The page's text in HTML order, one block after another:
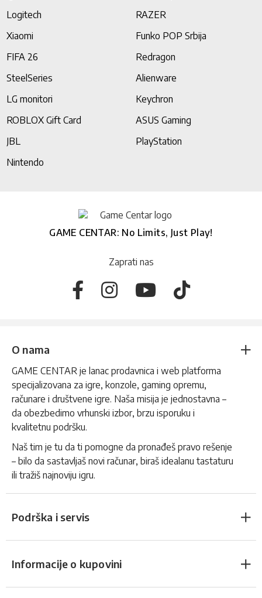
Logitech
RAZER
Xiaomi
Funko POP Srbija
FIFA 26
Redragon
SteelSeries
Alienware
LG monitori
Keychron
ROBLOX Gift Card
ASUS Gaming
JBL
PlayStation
Nintendo
GAME CENTAR: No Limits, Just Play!
Zaprati nas
O nama
GAME CENTAR je lanac prodavnica i web platforma
specijalizovana za igre, konzole, gaming opremu,
računare i društvene igre. Naša misija je jednostavna –
da obezbedimo vrhunski izbor, brzu isporuku i
kvalitetnu podršku.
Naš tim je tu da ti pomogne da pronađeš pravo rešenje
– bilo da sastavljaš novi računar, biraš idealanu tastaturu
ili tražiš najnoviju igru.
Podrška i servis
Informacije o kupovini